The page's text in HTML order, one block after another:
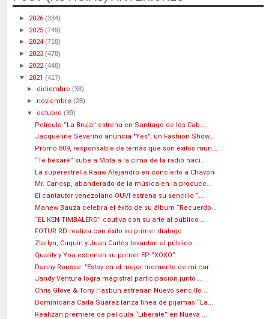
► 2026 (334)
► 2025 (749)
► 2024 (718)
► 2023 (478)
► 2022(448)
▼ 2021 (417)
► diciembre(38)
► noviembre(28)
▼ octubre(39)
Película “La Bruja” estrena en Santiago de los Cab...
Jacqueline Severino anuncia "Yes", un Fashion Show...
Promo 809, responsable de temas que son éxitos mun...
“Te besaré” sube a Mota a la cima de la radio naci...
La superestrella Rauw Alejandro en concierto a Chavón
Mr. Carlosp, abanderado de la música en la producc...
El cantautor venezolano OUVI estrena su sencillo “...
Manew Bauza celebra el éxito de su álbum “Recuerdo...
“EL KEN TIMBALERO” cautiva con su arte al público ...
FOTUR RD realiza con éxito su primer diálogo
Ztarlyn, Cuquín y Juan Carlos levantan al público ...
Quality y Yoa estrenan su primer EP “XOXO”
Danny Rousse: "Estoy en el mejor momento de mi car...
Jandy Ventura logra magistral participación junto ...
Chris Glove & Tony Hasbun estrenan Nuevo sencillo ...
Dominicana Carla Suárez lanza línea de pijamas “La...
Realizan premiere de película “Libérate” en Nueva ...